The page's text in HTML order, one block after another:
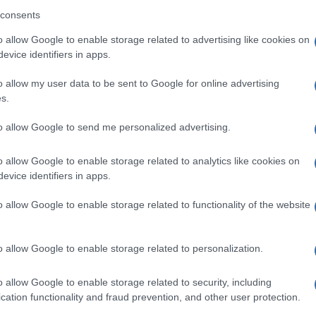
allow Google to enable storage related to advertising like cookies on
identifiers in apps.
allow my user data to be sent to Google for online advertising
allow Google to send me personalized advertising.
allow Google to enable storage related to analytics like cookies on
identifiers in apps.
allow Google to enable storage related to functionality of the website
allow Google to enable storage related to personalization.
allow Google to enable storage related to security, including
functionality and fraud prevention, and other user protection.
solo di cibo. Con ben 60 stand tra
Grande festa della birra artigianale, con
fresche e dissetanti, oltre agli
nostri barman provenienti direttamente
dei birrifici e degli stand.
(Ai presenti verrà offerto un bicchiere